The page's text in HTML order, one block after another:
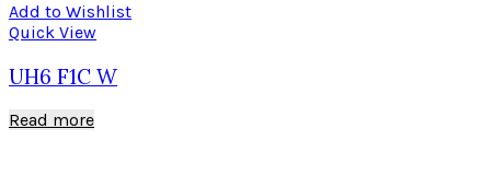
Add to Wishlist
Quick View
UH6 F1C W
Read more